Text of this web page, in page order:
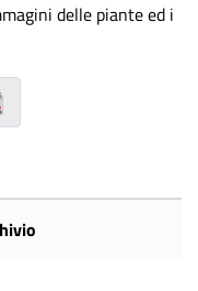
delle piante ed i